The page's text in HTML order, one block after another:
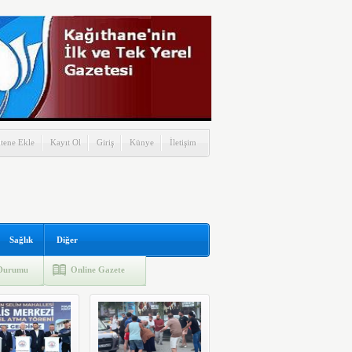
Ekle Kayıt Ol Giriş Künye İletişim
Sağlık Diğer
Online Gazete